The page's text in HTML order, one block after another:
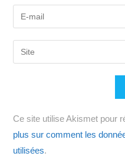
name
comment
your
email
address
l’URL
(facultatif)
Ce site utilise Akismet pour
plus sur comment les
utilisées.